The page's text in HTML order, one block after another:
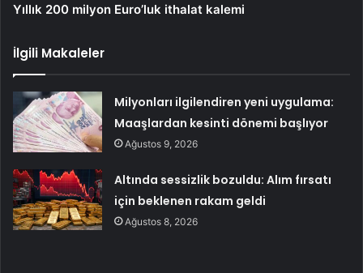
Yıllık 200 milyon Euro’luk ithalat kalemi
İlgili Makaleler
Milyonları ilgilendiren yeni uygulama:
Maaşlardan kesinti dönemi başlıyor
Ağustos 9, 2026
Altında sessizlik bozuldu: Alım fırsatı
için beklenen rakam geldi
Ağustos 8, 2026